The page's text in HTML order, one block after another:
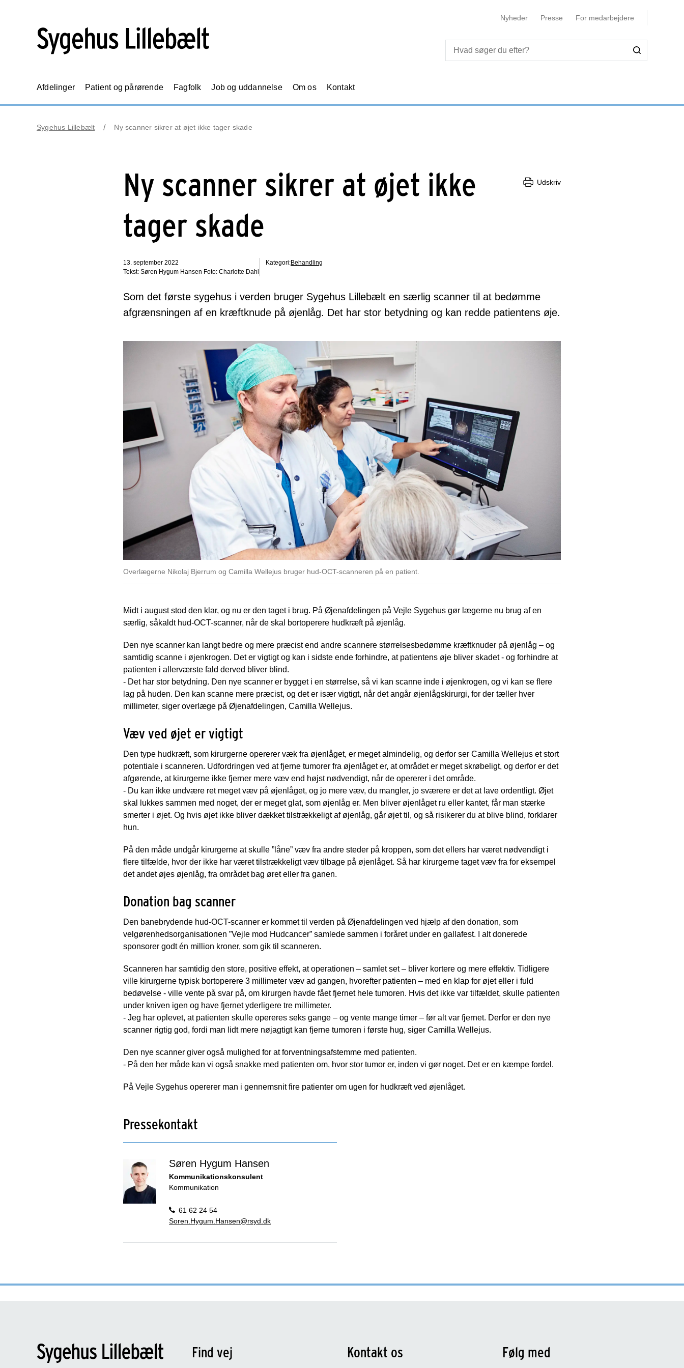
Nyheder Presse For medarbejdere
Afdelinger Patient og pårørende Fagfolk Job og uddannelse Om os Kontakt
Sygehus Lillebælt Ny scanner sikrer at øjet ikke tager skade
Ny scanner sikrer at øjet ikke
tager skade
Udskriv
13. september 2022
Tekst: Søren Hygum Hansen Foto: Charlotte Dahl
Kategori:Behandling
Som det første sygehus i verden bruger Sygehus Lillebælt en særlig scanner til at bedømme
afgrænsningen af en kræftknude på øjenlåg. Det har stor betydning og kan redde patientens øje.
Overlægerne Nikolaj Bjerrum og Camilla Wellejus bruger hud-OCT-scanneren på en patient.
Midt i august stod den klar, og nu er den taget i brug. På Øjenafdelingen på Vejle Sygehus gør lægerne nu brug af en
særlig, såkaldt hud-OCT-scanner, når de skal bortoperere hudkræft på øjenlåg.
Den nye scanner kan langt bedre og mere præcist end andre scannere størrelsesbedømme kræftknuder på øjenlåg – og
samtidig scanne i øjenkrogen. Det er vigtigt og kan i sidste ende forhindre, at patientens øje bliver skadet - og forhindre at
patienten i allerværste fald derved bliver blind.
- Det har stor betydning. Den nye scanner er bygget i en størrelse, så vi kan scanne inde i øjenkrogen, og vi kan se flere
lag på huden. Den kan scanne mere præcist, og det er især vigtigt, når det angår øjenlågskirurgi, for der tæller hver
millimeter, siger overlæge på Øjenafdelingen, Camilla Wellejus.
Væv ved øjet er vigtigt
Den type hudkræft, som kirurgerne opererer væk fra øjenlåget, er meget almindelig, og derfor ser Camilla Wellejus et stort
potentiale i scanneren. Udfordringen ved at fjerne tumorer fra øjenlåget er, at området er meget skrøbeligt, og derfor er det
afgørende, at kirurgerne ikke fjerner mere væv end højst nødvendigt, når de opererer i det område.
- Du kan ikke undvære ret meget væv på øjenlåget, og jo mere væv, du mangler, jo sværere er det at lave ordentligt. Øjet
skal lukkes sammen med noget, der er meget glat, som øjenlåg er. Men bliver øjenlåget ru eller kantet, får man stærke
smerter i øjet. Og hvis øjet ikke bliver dækket tilstrækkeligt af øjenlåg, går øjet til, og så risikerer du at blive blind, forklarer
hun.
På den måde undgår kirurgerne at skulle ”låne” væv fra andre steder på kroppen, som det ellers har været nødvendigt i
flere tilfælde, hvor der ikke har været tilstrækkeligt væv tilbage på øjenlåget. Så har kirurgerne taget væv fra for eksempel
det andet øjes øjenlåg, fra området bag øret eller fra ganen.
Donation bag scanner
Den banebrydende hud-OCT-scanner er kommet til verden på Øjenafdelingen ved hjælp af den donation, som
velgørenhedsorganisationen ”Vejle mod Hudcancer” samlede sammen i foråret under en gallafest. I alt donerede
sponsorer godt én million kroner, som gik til scanneren.
Scanneren har samtidig den store, positive effekt, at operationen – samlet set – bliver kortere og mere effektiv. Tidligere
ville kirurgerne typisk bortoperere 3 millimeter væv ad gangen, hvorefter patienten – med en klap for øjet eller i fuld
bedøvelse - ville vente på svar på, om kirurgen havde fået fjernet hele tumoren. Hvis det ikke var tilfældet, skulle patienten
under kniven igen og have fjernet yderligere tre millimeter.
- Jeg har oplevet, at patienten skulle opereres seks gange – og vente mange timer – før alt var fjernet. Derfor er den nye
scanner rigtig god, fordi man lidt mere nøjagtigt kan fjerne tumoren i første hug, siger Camilla Wellejus.
Den nye scanner giver også mulighed for at forventningsafstemme med patienten.
- På den her måde kan vi også snakke med patienten om, hvor stor tumor er, inden vi gør noget. Det er en kæmpe fordel.
På Vejle Sygehus opererer man i gennemsnit fire patienter om ugen for hudkræft ved øjenlåget.
Pressekontakt
Søren Hygum Hansen
Kommunikationskonsulent
Kommunikation
61 62 24 54
Soren.Hygum.Hansen@rsyd.dk
Find vej Kontakt os Følg med